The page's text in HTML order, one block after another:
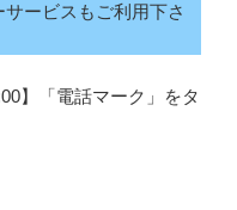
ービスもご利用下さ
】「電話マーク」をタ